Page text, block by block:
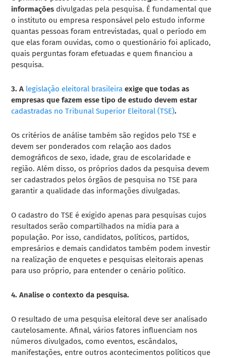
informações divulgadas pela pesquisa. É fundamental que
o instituto ou empresa responsável pelo estudo informe
quantas pessoas foram entrevistadas, qual o período em
que elas foram ouvidas, como o questionário foi aplicado,
quais perguntas foram efetuadas e quem financiou a
pesquisa.
3. A legislação eleitoral brasileira exige que todas as
empresas que fazem esse tipo de estudo devem estar
cadastradas no Tribunal Superior Eleitoral (TSE).
Os critérios de análise também são regidos pelo TSE e
devem ser ponderados com relação aos dados
demográficos de sexo, idade, grau de escolaridade e
região. Além disso, os próprios dados da pesquisa devem
ser cadastrados pelos órgãos de pesquisa no TSE para
garantir a qualidade das informações divulgadas.
O cadastro do TSE é exigido apenas para pesquisas cujos
resultados serão compartilhados na mídia para a
população. Por isso, candidatos, políticos, partidos,
empresários e demais candidatos também podem investir
na realização de enquetes e pesquisas eleitorais apenas
para uso próprio, para entender o cenário político.
4. Analise o contexto da pesquisa.
O resultado de uma pesquisa eleitoral deve ser analisado
cautelosamente. Afinal, vários fatores influenciam nos
números divulgados, como eventos, escândalos,
manifestações, entre outros acontecimentos políticos que